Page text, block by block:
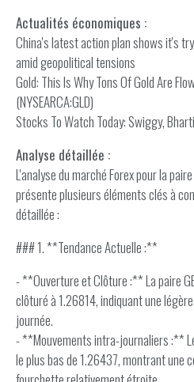
Actualités économiques :
China's latest action plan shows it's
amid geopolitical tensions
Gold: This Is Why Tons Of Gold Are
(NYSEARCA:GLD)
Stocks To Watch Today: Swiggy,
Analyse détaillée :
L'analyse du marché Forex pour la
présente plusieurs éléments clés à
détaillée :
### 1. **Tendance Actuelle :**
- **Ouverture et Clôture :** La paire
clôturé à 1.26814, indiquant une
journée.
- **Mouvements intra-journaliers :**
le plus bas de 1.26437, montrant une